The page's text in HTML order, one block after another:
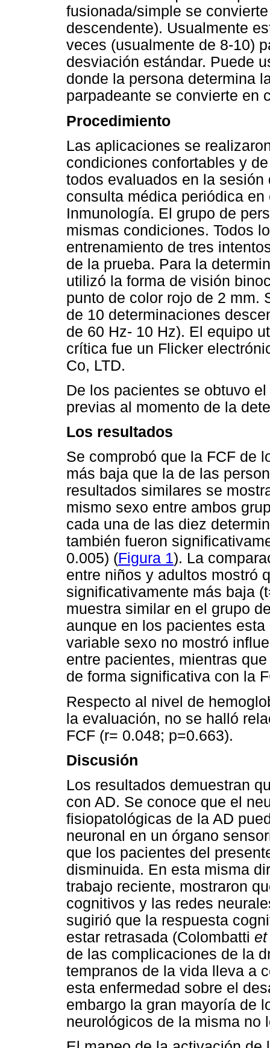
fusionada/simple se
descendente). Usualmente
veces (usualmente de 8-10)
desviación estándar. Puede
donde la persona determina
parpadeante se convierte en
Procedimiento
Las aplicaciones se
condiciones confortables y
todos evaluados en la
consulta médica periódica
Inmunología. El grupo de
mismas condiciones. Todos
entrenamiento de tres
de la prueba. Para la
utilizó la forma de visión
punto de color rojo de 2 mm.
de 10 determinaciones
de 60 Hz- 10 Hz). El equipo
crítica fue un Flicker
Co, LTD.
De los pacientes se obtuvo
previas al momento de la
Los resultados
Se comprobó que la FCF de
más baja que la de las
resultados similares se
mismo sexo entre ambos
cada una de las diez
también fueron
0.005) (Figura 1). La
entre niños y adultos mostró
significativamente más baja
muestra similar en el grupo
aunque en los pacientes
variable sexo no mostró
entre pacientes, mientras
de forma significativa con la
Respecto al nivel de
la evaluación, no se halló
FCF (r= 0.048; p=0.663).
Discusión
Los resultados demuestran
con AD. Se conoce que el
fisiopatológicas de la AD
neuronal en un órgano
que los pacientes del
disminuida. En esta misma
trabajo reciente, mostraron
cognitivos y las redes
sugirió que la respuesta
estar retrasada (Colombatti
de las complicaciones de la
tempranos de la vida lleva a
esta enfermedad sobre el
embargo la gran mayoría de
neurológicos de la misma no